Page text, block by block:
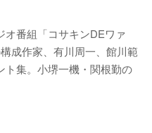
番組「コサキンDEワァ
成作家、有川周一、館川範
ト集。小堺一機・関根勤の